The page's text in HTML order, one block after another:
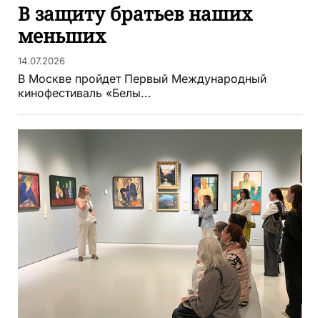
В защиту братьев наших
меньших
14.07.2026
В Москве пройдет Первый Международный
кинофестиваль «Белы...